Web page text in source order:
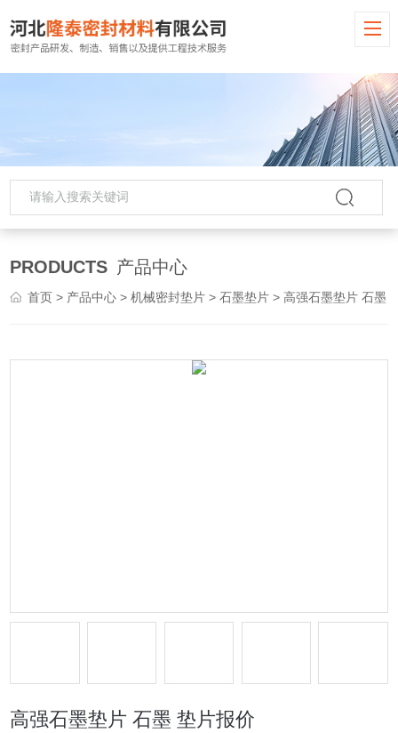
PRODUCTS 产品中心
首页 > 产品中心 >机械密封垫片 >石墨垫片 > 高强石墨垫片 石墨 垫片报价
高强石墨垫片 石墨 垫片报价